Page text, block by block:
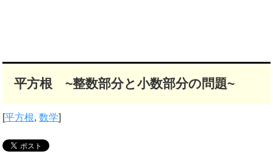
平方根 ~整数部分と小数部分の問題~
[平方根,数学]